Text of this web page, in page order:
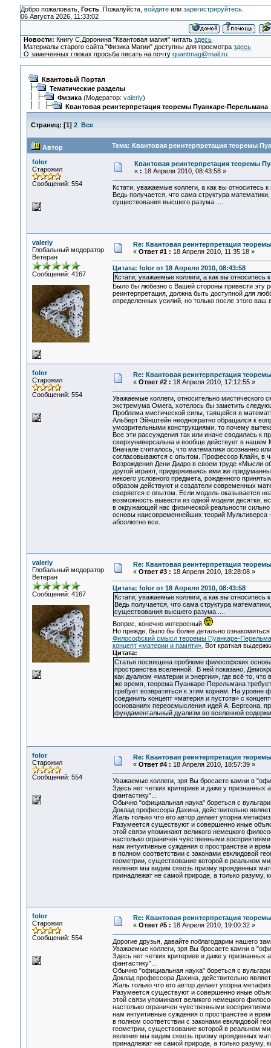
Добро пожаловать, Гость. Пожалуйста, войдитеили зарегистрируйтесь.
06 Августа 2026, 11:33:02
Новости: Книгу С.Доронина "Квантовая магия" читатьздесь
Материалы старого сайта "Физика Магии" доступны для просмотраздесь
О замеченных глюках просьба писать на почтуquantmag@mail.ru
Квантовый Портал
Тематические разделы
Физика(Модератор: valeriy)
Квантовая реинтерпретация теоремы Пуанкаре-Перельмана
Страниц: [1] 2 Все
Автор Тема: Квантовая реинтерпретация теоремы
folor
Старожил
Сообщений: 554
Квантовая реинтерпретация теоремы
« : 18 Апреля 2010, 08:43:58 »
Кстати, уважаемые коллеги, а как вы относитесь
Ведь получается, что сама структура
существования высшего разума.....
valeriy
Глобальный модератор
Ветеран
Сообщений: 4167
Re: Квантовая реинтерпретация
« Ответ #1 : 18 Апреля 2010, 11:35:18 »
Цитата: folor от 18 Апреля 2010, 08:43:58
Кстати, уважаемые коллеги, а как вы
Было бы любезно с Вашей стороны привести эту
реинтерпретация, должна быть доступной для
определенных усилий, но только после этого
folor
Старожил
Сообщений: 554
Re: Квантовая реинтерпретация
« Ответ #2 : 18 Апреля 2010, 17:12:55 »
Уважаемые коллеги, относительно
экстремума Омега, хотелось бы заметить
Проблема мистической силы, таящейся в
Альберт Эйнштейн неоднократно обращался к
умозрительными конструкциями, то почему
Все эти рассуждения так или иначе сводились
сверхуниверсальна и вообще действует в нашем
Вначале считалось, что математики осознанно
согласовываются с опытом. Профессор Клайн, в
Возрождения Дени Дидро в своем труде «Мысли
другой играют, придерживаясь ими же
некоего условного предмета, рожденного
образом действуют и создатели современных
сверяется с опытом. Если модель оказывается
возможность вывести из одной модели десятки,
в окружающей нас физической реальности
основы наисовременнейших теорий
абсолютно все.
valeriy
Глобальный модератор
Ветеран
Сообщений: 4167
Re: Квантовая реинтерпретация
« Ответ #3 : 18 Апреля 2010, 18:28:08 »
Цитата: folor от 18 Апреля 2010, 08:43:58
Кстати, уважаемые коллеги, а как вы
Ведь получается, что сама структура
существования высшего разума.....
Вопрос, конечно интересный
Но прежде, было бы более детально
Философский смысл теоремы Пуанкаре-
концепт «материи и памяти».
Вот краткая
Цитата:
Статья посвящена проблеме философских
пространства вселенной. В ней показано,
как дуализм «материи и энергии», где всё то,
же время, теорема Пуанкаре-Перельмана
требует возвратиться к этим корням. На
соединить концепт «материя и пустота» с
основаниях переосмысления идей А. Бергсона,
фундаментальный дуализм во вселенной
folor
Старожил
Сообщений: 554
Re: Квантовая реинтерпретация
« Ответ #4 : 18 Апреля 2010, 18:57:39 »
Уважаемые коллеги, зря Вы бросаете камни в
Здесь нет четких критериев и даже у
фантастику"...
Обычно "официальная наука" бореться с
Доклад профессора Дахина, действительно
Жаль только что его автор делает упорна
Разумеется существуют и совершенно иные
этой связи упоминают великого немецкого
настолько ограничен чувственными
нам интуитивные суждения о пространстве и
в полном соответствии с законами евклидовой
геометрии, существование которой в реальном
явления мы видим сквозь призму врожденных
принадлежат не самой природе, а только разуму,
folor
Старожил
Сообщений: 554
Re: Квантовая реинтерпретация
« Ответ #5 : 18 Апреля 2010, 19:00:32 »
Дорогие друзья, давайте поблагодарим нашего
Уважаемые коллеги, зря Вы бросаете камни в
Здесь нет четких критериев и даже у
фантастику"...
Обычно "официальная наука" бореться с
Доклад профессора Дахина, действительно
Жаль только что его автор делает упорна
Разумеется существуют и совершенно иные
этой связи упоминают великого немецкого
настолько ограничен чувственными
нам интуитивные суждения о пространстве и
в полном соответствии с законами евклидовой
геометрии, существование которой в реальном
явления мы видим сквозь призму врожденных
принадлежат не самой природе, а только разуму,